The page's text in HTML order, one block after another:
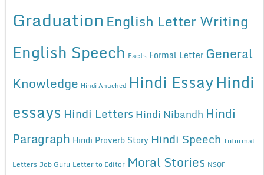
Graduation English Letter Writing
English Speech Facts Formal Letter General
Knowledge Hindi Anuched Hindi EssayHindi
essays Hindi Letters Hindi Nibandh Hindi
Paragraph Hindi Proverb Story Hindi Speech Informal
Letters Job Guru Letter to Editor Moral Stories NSQF